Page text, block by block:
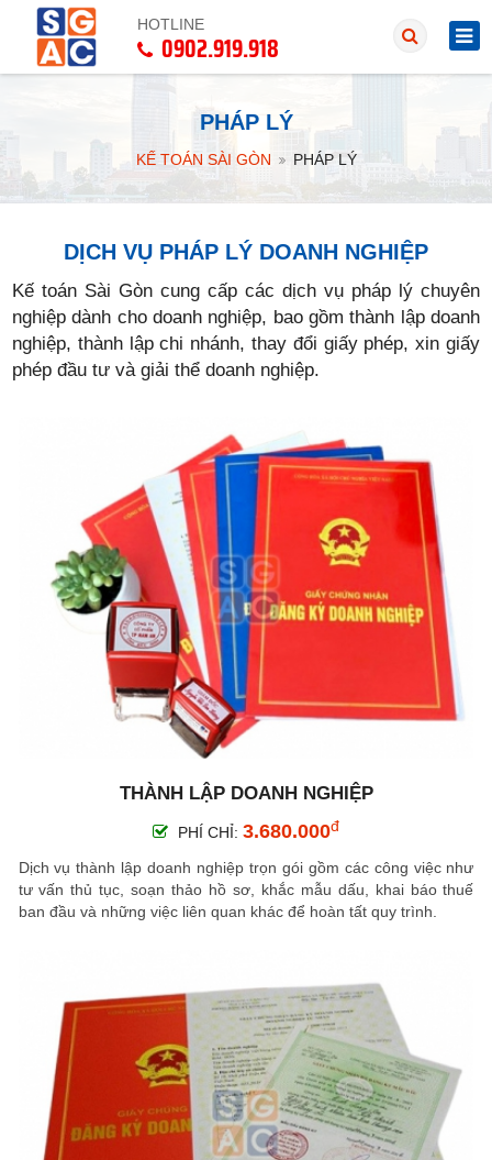
HOTLINE
0902.919.918
PHÁP LÝ
KẾ TOÁN SÀI GÒN PHÁP LÝ
DỊCH VỤ PHÁP LÝ DOANH NGHIỆP
Kế toán Sài Gòn cung cấp các dịch vụ pháp lý chuyên
nghiệp dành cho doanh nghiệp, bao gồm thành lập doanh
nghiệp, thành lập chi nhánh, thay đổi giấy phép, xin giấy
phép đầu tư và giải thể doanh nghiệp.
THÀNH LẬP DOANH NGHIỆP
PHÍ CHỈ: 3.680.000đ
Dịch vụ thành lập doanh nghiệp trọn gói gồm các công việc như
tư vấn thủ tục, soạn thảo hồ sơ, khắc mẫu dấu, khai báo thuế
ban đầu và những việc liên quan khác để hoàn tất quy trình.